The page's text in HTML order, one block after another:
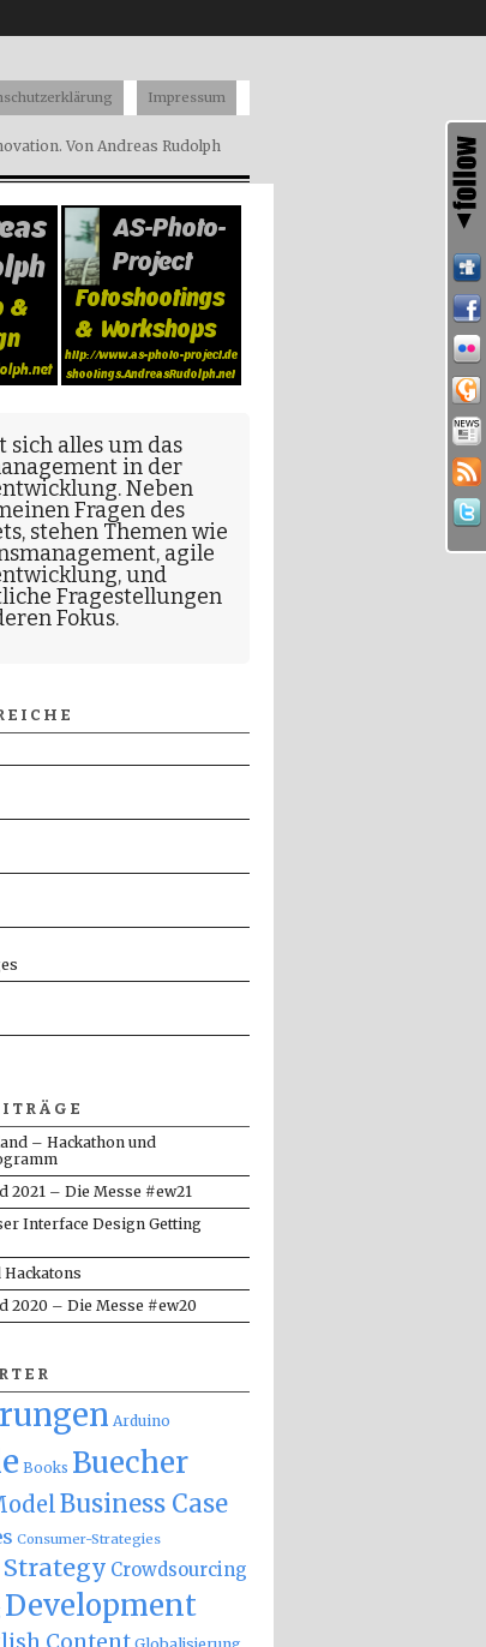
Von Andreas Rudolph
Impressum
sich alles um das
in der
. Neben
Fragen des
stehen Themen wie
, agile
, und
Fragestellungen
Fokus.
– Hackathon und
2021 – Die Messe #ew21
Interface Design Getting
Hackatons
2020 – Die Messe #ew20
Arduino
Books Buecher
Business Case
Consumer-Strategies
Crowdsourcing
Development
Content Globalisierung